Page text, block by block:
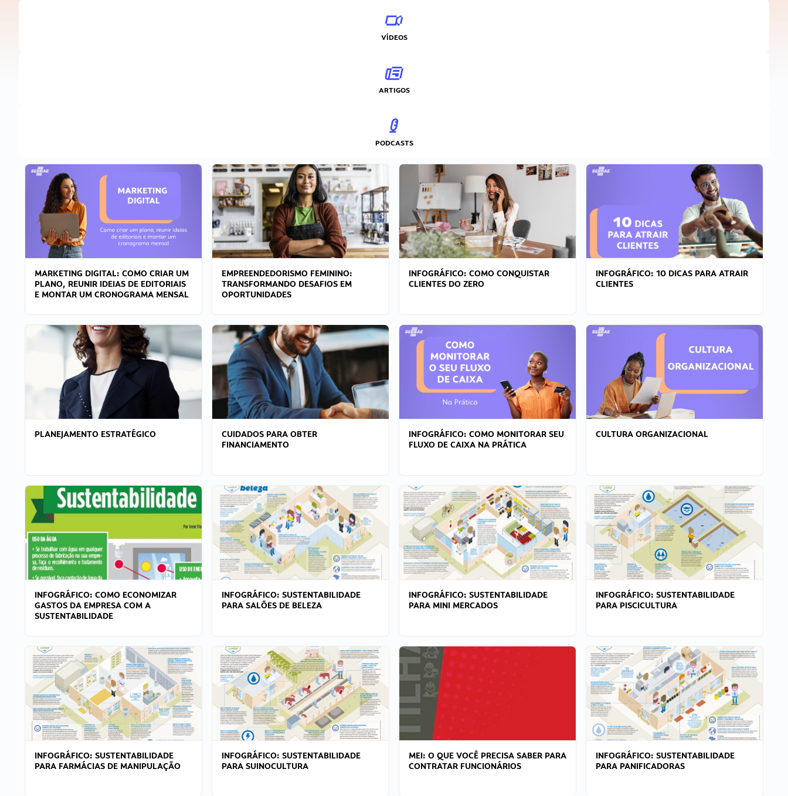
VÍDEOS
ARTIGOS
PODCASTS
MARKETING DIGITAL: COMO CRIAR UM
PLANO, REUNIR IDEIAS DE EDITORIAIS
E MONTAR UM CRONOGRAMA MENSAL
EMPREENDEDORISMO FEMININO:
TRANSFORMANDO DESAFIOS EM
OPORTUNIDADES
INFOGRÁFICO: COMO CONQUISTAR
CLIENTES DO ZERO
INFOGRÁFICO: 10 DICAS PARA ATRAIR
CLIENTES
PLANEJAMENTO ESTRATÉGICO
CUIDADOS PARA OBTER
FINANCIAMENTO
INFOGRÁFICO: COMO MONITORAR SEU
FLUXO DE CAIXA NA PRÁTICA
CULTURA ORGANIZACIONAL
INFOGRÁFICO: COMO ECONOMIZAR
GASTOS DA EMPRESA COM A
SUSTENTABILIDADE
INFOGRÁFICO: SUSTENTABILIDADE
PARA SALÕES DE BELEZA
INFOGRÁFICO: SUSTENTABILIDADE
PARA MINI MERCADOS
INFOGRÁFICO: SUSTENTABILIDADE
PARA PISCICULTURA
INFOGRÁFICO: SUSTENTABILIDADE
PARA FARMÁCIAS DE MANIPULAÇÃO
INFOGRÁFICO: SUSTENTABILIDADE
PARA SUINOCULTURA
MEI: O QUE VOCÊ PRECISA SABER PARA
CONTRATAR FUNCIONÁRIOS
INFOGRÁFICO: SUSTENTABILIDADE
PARA PANIFICADORAS